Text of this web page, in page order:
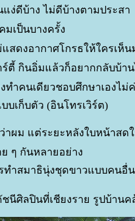
ง่ดีบ้าง ไม่ดีบ้างตามประสา
มเป็นบางครั้ง
สดงอากาศโกรธให้ใครเห็
ร์ตี้ กินอิ่มแล้วก็อยากกลับบ้า
ำคนเดียวชอบศึกษาเองไม่ค่
บเก็บตัว (อินโทรเวิร์ต)
ผม แต่ระยะหลังใบหน้าสด
ๆ กันหลายอย่าง
ทำสมาธินุ่งชุดขาวแบบคนอื่
ชนีศิลปินที่เชียงราย รูปบ้าน